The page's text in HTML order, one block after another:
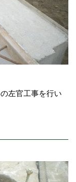
左官工事を行い